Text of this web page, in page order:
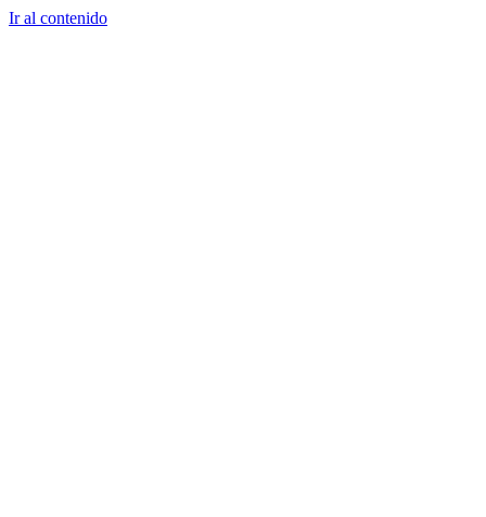
Ir al contenido